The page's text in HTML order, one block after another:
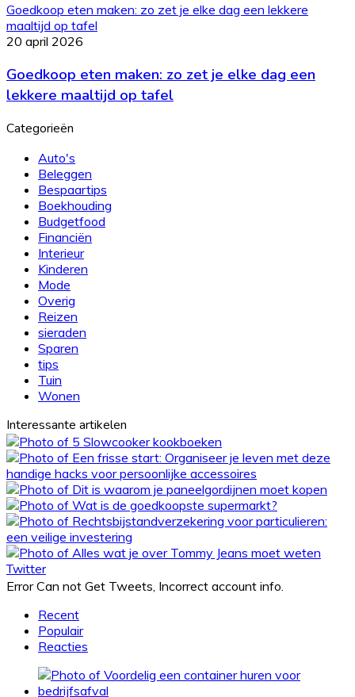
Goedkoop eten maken: zo zet je elke dag een lekkere
maaltijd op tafel
20 april 2026
Goedkoop eten maken: zo zet je elke dag een
lekkere maaltijd op tafel
Categorieën
Auto's
Beleggen
Bespaartips
Boekhouding
Budgetfood
Financiën
Interieur
Kinderen
Mode
Overig
Reizen
sieraden
Sparen
tips
Tuin
Wonen
Interessante artikelen
Twitter
Error Can not Get Tweets, Incorrect account info.
Recent
Populair
Reacties